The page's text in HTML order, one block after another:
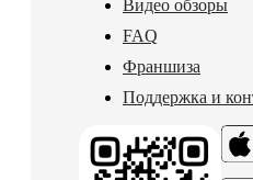
Видео обзоры
FAQ
Франшиза
Поддержка и